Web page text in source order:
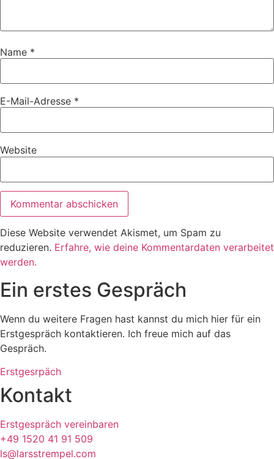
Name *
E-Mail-Adresse *
Website
Diese Website verwendet Akismet, um Spam zu
reduzieren. Erfahre, wie deine Kommentardaten verarbeitet
werden.
Ein erstes Gespräch
Wenn du weitere Fragen hast kannst du mich hier für ein
Erstgespräch kontaktieren. Ich freue mich auf das
Gespräch.
Erstgesrpäch
Kontakt
Erstgespräch vereinbaren
+49 1520 41 91 509
ls@larsstrempel.com